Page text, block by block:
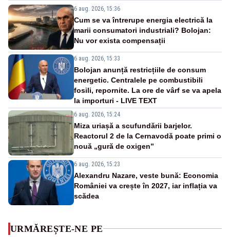
6 aug. 2026, 15:36
Cum se va întrerupe energia electrică la
marii consumatori industriali? Bolojan:
Nu vor exista compensații
6 aug. 2026, 15:33
Bolojan anunță restricțiile de consum
energetic. Centralele pe combustibili
fosili, repornite. La ore de vârf se va apela
la importuri - LIVE TEXT
6 aug. 2026, 15:24
Miza uriașă a scufundării barjelor.
Reactorul 2 de la Cernavodă poate primi o
nouă „gură de oxigen”
6 aug. 2026, 15:23
Alexandru Nazare, veste bună: Economia
României va crește în 2027, iar inflația va
scădea
URMĂREȘTE-NE PE